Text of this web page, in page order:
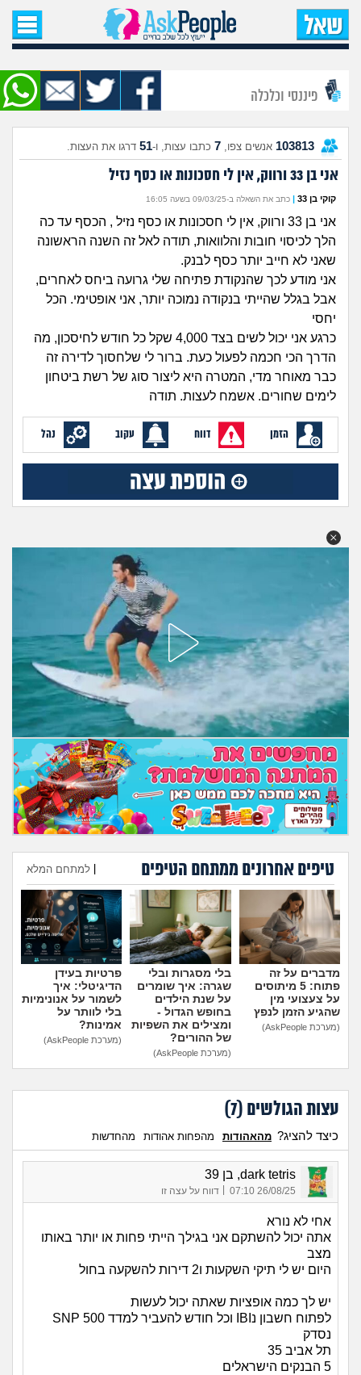
עמוד הבית
שאל שאלה
שאלות חדשות
שאלות שעוררו עניין
עצות חדשות
מה קורה כאן?
מתחם הטיפים
זוגיות
הורות ומשפחה
מתבגרים
לימודים וסטודנטים
עבודה וקריירה
חברים ואנשים
בית, שכנים ושותפים
מה שעובר עליי
שומרים על הגוף
פיננסי וכלכלה
בין הסדינים
חיות מחמד
יוקר המחיה
גאווה
חיפוש שאלות
הרשמה
פיננסי וכלכלה
103813 אנשים צפו, 7 כתבו עצות, ו-51 דרגו את העצות.
אני בן 33 ורווק, אין לי חסכונות או כסף נזיל
קוקי בן 33 | כתב את השאלה ב-09/03/25 בשעה 16:05
אני בן 33 ורווק, אין לי חסכונות או כסף נזיל , הכסף עד כה
הלך לכיסוי חובות והלוואות, תודה לאל זה השנה הראשונה
שאני לא חייב יותר כסף לבנק.
אני מודע לכך שהנקודת פתיחה שלי גרועה ביחס לאחרים,
אבל בגלל שהייתי בנקודה נמוכה יותר, אני אופטימי. הכל
יחסי
כרגע אני יכול לשים בצד 4,000 שקל כל חודש לחיסכון, מה
הדרך הכי חכמה לפעול כעת. ברור לי שלחסוך לדירה זה
כבר מאוחר מדי, המטרה היא ליצור סוג של רשת ביטחון
לימים שחורים. אשמח לעצות. תודה
הזמן דווח עקוב נהל
טיפים אחרונים ממתחם הטיפים למתחם המלא
הוספת טיפ
מדברים על זה
פתוח: 5 מיתוסים
על צעצועי מין
שהגיע הזמן לנפץ
(מערכת AskPeople)
בלי מסגרות ובלי
שגרה: איך שומרים
על שנת הילדים
בחופש הגדול -
ומצילים את השפיות
של ההורים?
(מערכת AskPeople)
פרטיות בעידן
הדיגיטלי: איך
לשמור על אנונימיות
בלי לוותר על
אמינות?
(מערכת AskPeople)
עצות הגולשים (7
)
כיצד להציג? מהאהודות מהפחות אהודות מהחדשות
dark tetris, בן 39
26/08/25 07:10 דווח על עצה זו
אחי לא נורא
אתה יכול להשתקם אני בגילך הייתי פחות או יותר באותו
מצב
היום יש לי תיקי השקעות ו2 דירות להשקעה בחול
יש לך כמה אופציות שאתה יכול לעשות
לפתוח חשבון נIBI וכל חודש להעביר למדד SNP 500
נסדק
תל אביב 35
5 הבנקים הישראלים